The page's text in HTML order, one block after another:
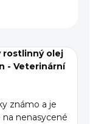
rostlinný olej
- Veterinární
známo a je
nenasycené